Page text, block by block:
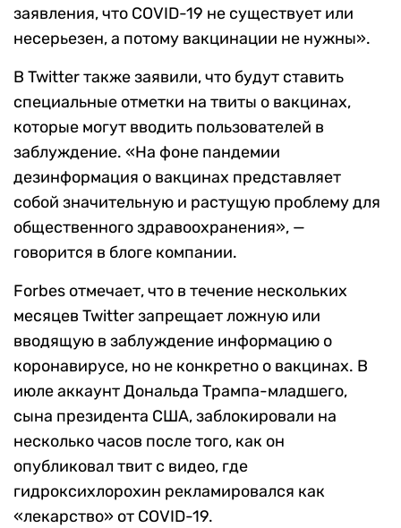
заявления, что COVID-19 не существует или
несерьезен, а потому вакцинации не нужны».
В Twitter также заявили, что будут ставить
специальные отметки на твиты о вакцинах,
которые могут вводить пользователей в
заблуждение. «На фоне пандемии
дезинформация о вакцинах представляет
собой значительную и растущую проблему для
общественного здравоохранения», —
говорится в блоге компании.
Forbes отмечает, что в течение нескольких
месяцев Twitter запрещает ложную или
вводящую в заблуждение информацию о
коронавирусе, но не конкретно о вакцинах. В
июле аккаунт Дональда Трампа-младшего,
сына президента США, заблокировали на
несколько часов после того, как он
опубликовал твит с видео, где
гидроксихлорохин рекламировался как
«лекарство» от COVID-19.